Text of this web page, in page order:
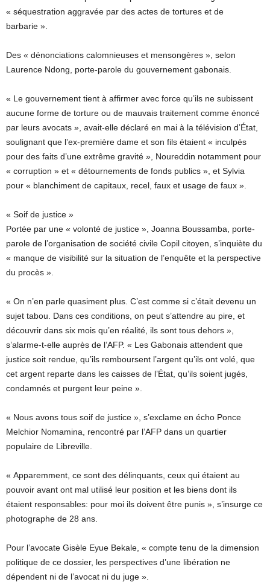
« séquestration aggravée par des actes de tortures et de
barbarie ».
Des « dénonciations calomnieuses et mensongères », selon
Laurence Ndong, porte-parole du gouvernement gabonais.
« Le gouvernement tient à affirmer avec force qu’ils ne subissent
aucune forme de torture ou de mauvais traitement comme énoncé
par leurs avocats », avait-elle déclaré en mai à la télévision d’État,
soulignant que l’ex-première dame et son fils étaient « inculpés
pour des faits d’une extrême gravité », Noureddin notamment pour
« corruption » et « détournements de fonds publics », et Sylvia
pour « blanchiment de capitaux, recel, faux et usage de faux ».
« Soif de justice »
Portée par une « volonté de justice », Joanna Boussamba, porte-
parole de l’organisation de société civile Copil citoyen, s’inquiète du
« manque de visibilité sur la situation de l’enquête et la perspective
du procès ».
« On n’en parle quasiment plus. C’est comme si c’était devenu un
sujet tabou. Dans ces conditions, on peut s’attendre au pire, et
découvrir dans six mois qu’en réalité, ils sont tous dehors »,
s’alarme-t-elle auprès de l’AFP. « Les Gabonais attendent que
justice soit rendue, qu’ils remboursent l’argent qu’ils ont volé, que
cet argent reparte dans les caisses de l’État, qu’ils soient jugés,
condamnés et purgent leur peine ».
« Nous avons tous soif de justice », s’exclame en écho Ponce
Melchior Nomamina, rencontré par l’AFP dans un quartier
populaire de Libreville.
« Apparemment, ce sont des délinquants, ceux qui étaient au
pouvoir avant ont mal utilisé leur position et les biens dont ils
étaient responsables: pour moi ils doivent être punis », s’insurge ce
photographe de 28 ans.
Pour l’avocate Gisèle Eyue Bekale, « compte tenu de la dimension
politique de ce dossier, les perspectives d’une libération ne
dépendent ni de l’avocat ni du juge ».